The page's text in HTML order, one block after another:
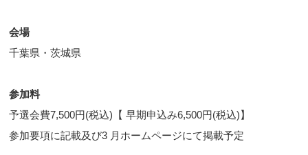
会場
千葉県・茨城県
参加料
予選会費7,500円(税込)【 早期申込み6,500円(税込)】
参加要項に記載及び3 月ホームページにて掲載予定